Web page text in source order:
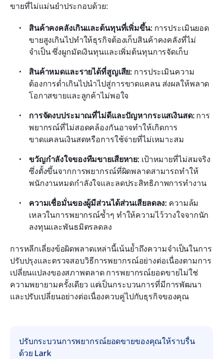
ขายที่ไม่แม่นยำประกอบด้วย:
สินค้าคงคลังเกินและต้นทุนที่เพิ่มขึ้น: การประเมินยอด
ขายสูงเกินไปทำให้ธุรกิจต้องเก็บสินค้าคงคลังที่ไม่
จำเป็น ซึ่งผูกมัดเงินทุนและเพิ่มต้นทุนการจัดเก็บ
สินค้าหมดและรายได้ที่สูญเสีย: การประเมินความ
ต้องการต่ำเกินไปนำไปสู่การขาดแคลน ส่งผลให้พลาด
โอกาสขายและลูกค้าไม่พอใจ
การจัดงบประมาณที่ไม่ดีและปัญหากระแสเงินสด: การ
พยากรณ์ที่ไม่สอดคล้องกันอาจทำให้เกิดการ
ขาดแคลนเงินสดหรือการใช้จ่ายที่ไม่เหมาะสม
ขวัญกำลังใจของทีมขายเสียหาย: เป้าหมายที่ไม่สมจริง
ซึ่งตั้งขึ้นจากการพยากรณ์ที่ผิดพลาดสามารถทำให้
พนักงานหมดกำลังใจและลดประสิทธิภาพการทำงาน
ความเชื่อมั่นของผู้มีส่วนได้ส่วนเสียลดลง: ความล้ม
เหลวในการพยากรณ์ซ้ำๆ ทำให้ความไว้วางใจจากนัก
ลงทุนและพันธมิตรลดลง
การหลีกเลี่ยงข้อผิดพลาดเหล่านี้เน้นย้ำถึงความจำเป็นในการ
ปรับปรุงและตรวจสอบวิธีการพยากรณ์อย่างต่อเนื่องตามการ
เปลี่ยนแปลงของสภาพตลาด การพยากรณ์ยอดขายไม่ใช่
ความพยายามครั้งเดียว แต่เป็นกระบวนการที่มีการพัฒนา
และปรับเปลี่ยนอย่างต่อเนื่องควบคู่ไปกับธุรกิจของคุณ
ปรับกระบวนการพยากรณ์ยอดขายของคุณให้ราบรื่น
ด้วย Lark